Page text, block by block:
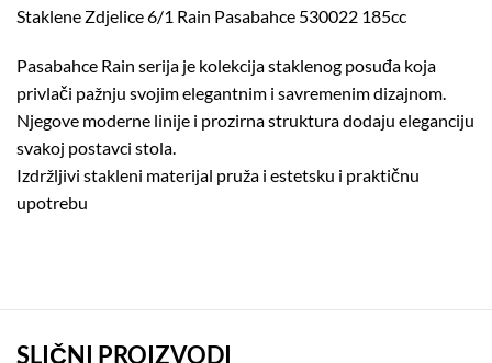
Staklene Zdjelice 6/1 Rain Pasabahce 530022 185cc
Pasabahce Rain serija je kolekcija staklenog posuđa koja
privlači pažnju svojim elegantnim i savremenim dizajnom.
Njegove moderne linije i prozirna struktura dodaju eleganciju
svakoj postavci stola.
Izdržljivi stakleni materijal pruža i estetsku i praktičnu
upotrebu
SLIČNI PROIZVODI